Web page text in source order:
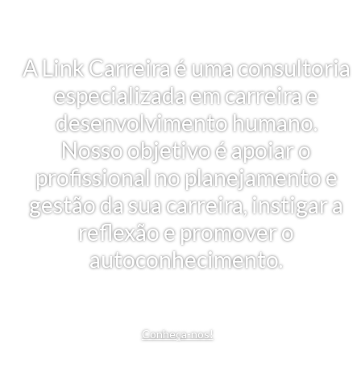
A Link Carreira é uma consultoria
especializada em carreira e
desenvolvimento humano.
Nosso objetivo é apoiar o
profissional no planejamento e
gestão da sua carreira, instigar a
reflexão e promover o
autoconhecimento.
Conheça-nos!